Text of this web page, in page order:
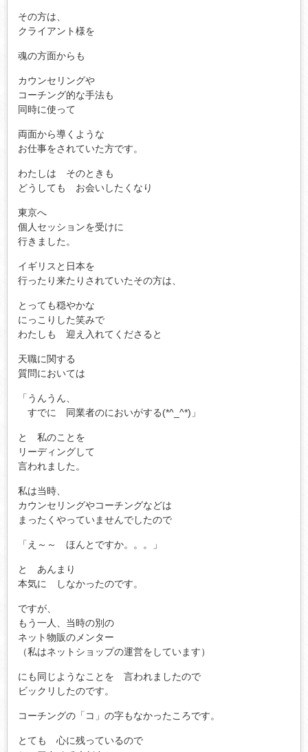
その方は、
クライアント様を
魂の方面からも
カウンセリングや
コーチング的な手法も
同時に使って
両面から導くような
お仕事をされていた方です。
わたしは そのときも
どうしても お会いしたくなり
東京へ
個人セッションを受けに
行きました。
イギリスと日本を
行ったり来たりされていたその方は、
とっても穏やかな
にっこりした笑みで
わたしも 迎え入れてくださると
天職に関する
質問においては
「うんうん、
すでに 同業者のにおいがする(*^_^*)」
と 私のことを
リーディングして
言われました。
私は当時、
カウンセリングやコーチングなどは
まったくやっていませんでしたので
「え～～ ほんとですか。。。」
と あんまり
本気に しなかったのです。
ですが、
もう一人、当時の別の
ネット物販のメンター
（私はネットショップの運営をしています）
にも同じようなことを 言われましたので
ビックリしたのです。
コーチングの「コ」の字もなかったころです。
とても 心に残っているので